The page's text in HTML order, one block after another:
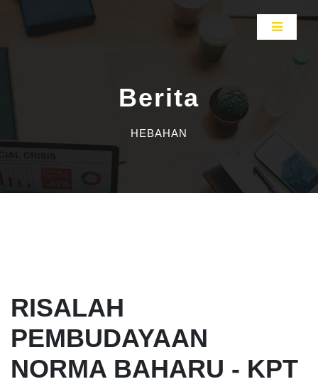
Berita
HEBAHAN
RISALAH
PEMBUDAYAAN
NORMA BAHARU - KPT